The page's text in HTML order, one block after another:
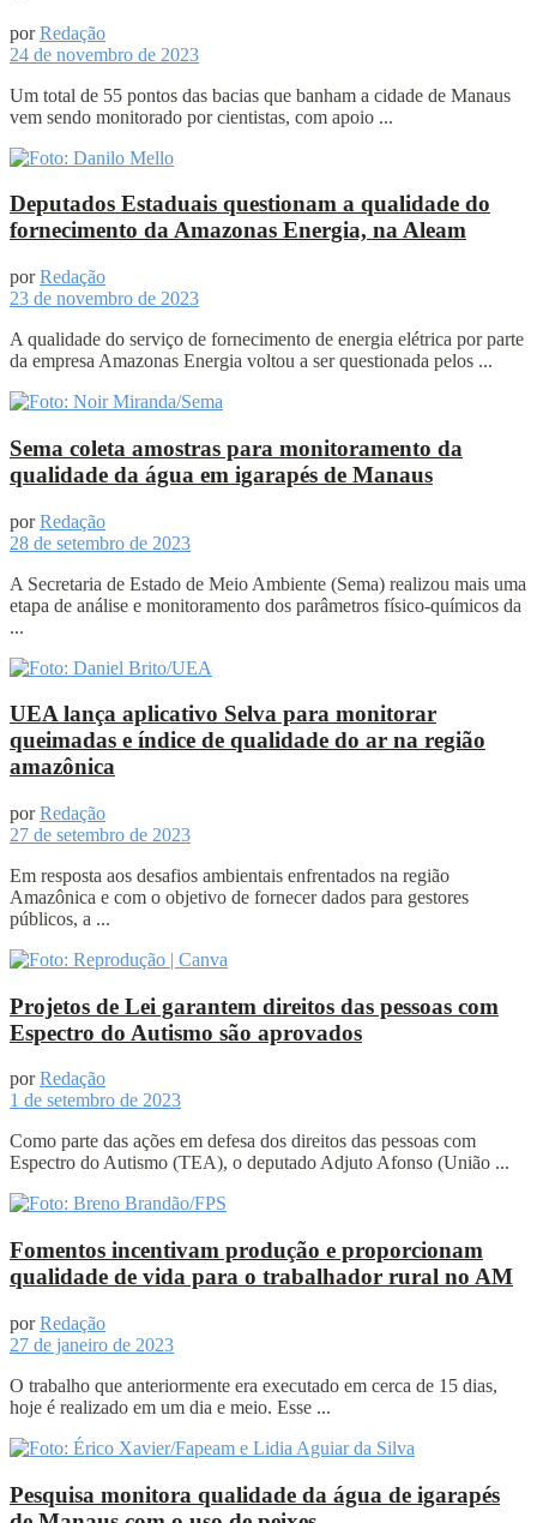
por Redação
24 de novembro de 2023
Um total de 55 pontos das bacias que banham a cidade de Manaus
vem sendo monitorado por cientistas, com apoio ...
Deputados Estaduais questionam a qualidade do
fornecimento da Amazonas Energia, na Aleam
por Redação
23 de novembro de 2023
A qualidade do serviço de fornecimento de energia elétrica por parte
da empresa Amazonas Energia voltou a ser questionada pelos ...
Sema coleta amostras para monitoramento da
qualidade da água em igarapés de Manaus
por Redação
28 de setembro de 2023
A Secretaria de Estado de Meio Ambiente (Sema) realizou mais uma
etapa de análise e monitoramento dos parâmetros físico-químicos da
...
UEA lança aplicativo Selva para monitorar
queimadas e índice de qualidade do ar na região
amazônica
por Redação
27 de setembro de 2023
Em resposta aos desafios ambientais enfrentados na região
Amazônica e com o objetivo de fornecer dados para gestores
públicos, a ...
Projetos de Lei garantem direitos das pessoas com
Espectro do Autismo são aprovados
por Redação
1 de setembro de 2023
Como parte das ações em defesa dos direitos das pessoas com
Espectro do Autismo (TEA), o deputado Adjuto Afonso (União ...
Fomentos incentivam produção e proporcionam
qualidade de vida para o trabalhador rural no AM
por Redação
27 de janeiro de 2023
O trabalho que anteriormente era executado em cerca de 15 dias,
hoje é realizado em um dia e meio. Esse ...
Pesquisa monitora qualidade da água de igarapés